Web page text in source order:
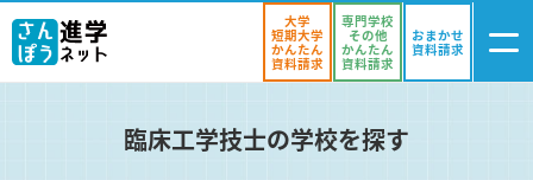
ログイン
・登録
気になる
大学
短期大学
かんたん
資料請求
専門学校
その他
かんたん
資料請求
おまかせ
資料請求
臨床工学技士の学校を探す